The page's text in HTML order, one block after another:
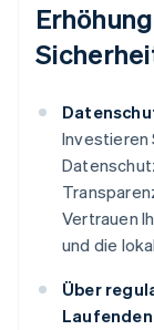
Investieren
Vertrauen
und die
Über